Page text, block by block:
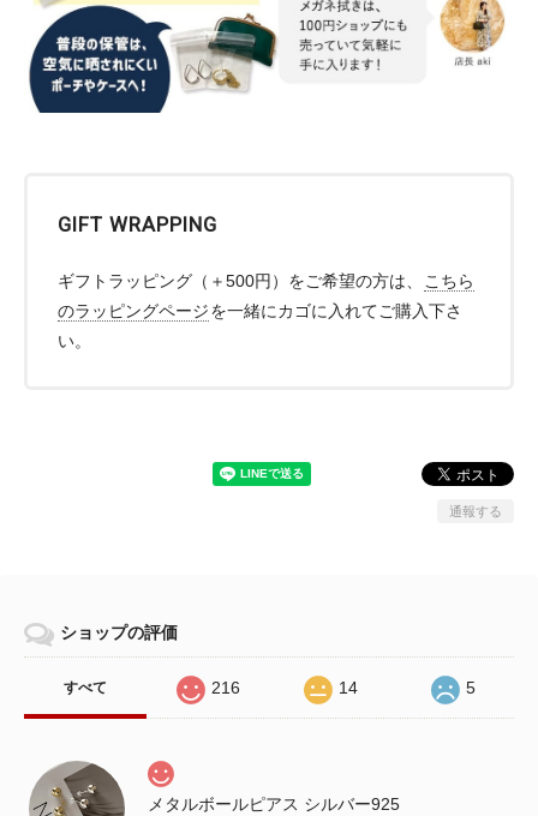
GIFT WRAPPING
ギフトラッピング（＋500円）をご希望の方は、
こちら
のラッピングページを一緒にカゴに入れてご購入下さ
い。
通報する
ショップの評価
すべて 216 14 5
メタルボールピアス シルバー925